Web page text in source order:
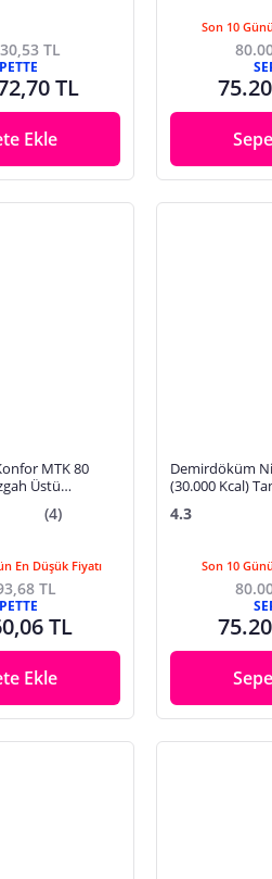
TL
TL
Ekle
Son 10
MTK 80
Üstü
(4)
En Düşük Fiyatı
TL
TL
Ekle
Demirdöküm
(30.000 Kcal)
4.3
Son 10